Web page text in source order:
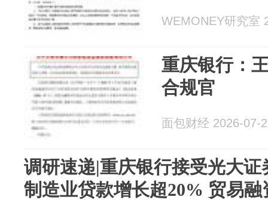
WEMONEY研究室
重庆银行：
合规官
面包财经 2026-07-
调研速递|重庆银行接受光大
制造业贷款增长超20% 贸易